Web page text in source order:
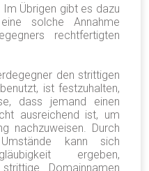
Übrigen gibt es dazu
solche Annahme
rechtfertigten
den strittigen
ist festzuhalten,
dass jemand einen
ausreichend ist, um
nachzuweisen. Durch
kann sich
ergeben,
Domainnamen